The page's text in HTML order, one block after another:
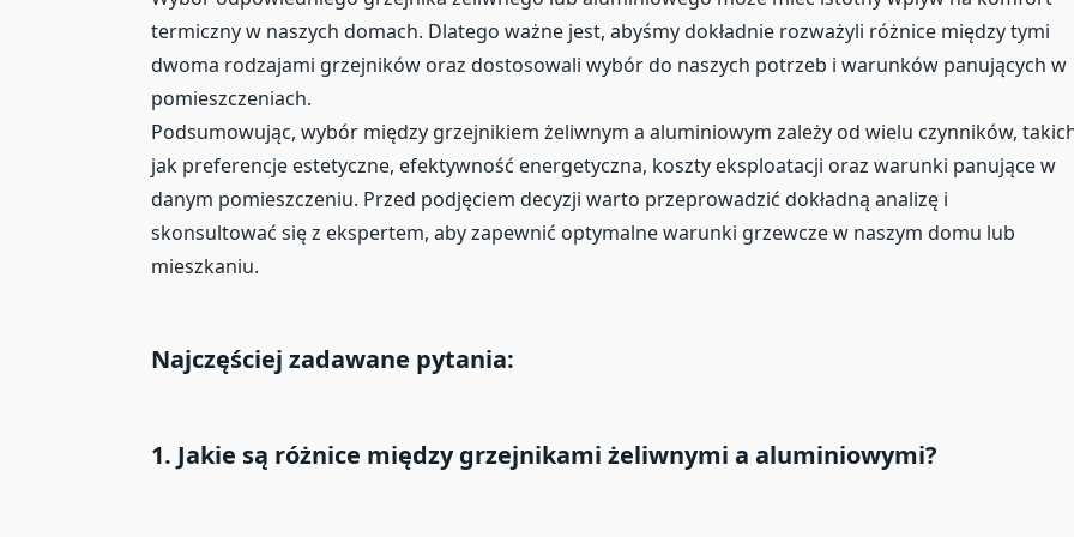
termiczny w naszych domach. Dlatego ważne jest, abyśmy dokładnie rozważyli różnice między tymi
dwoma rodzajami grzejników oraz dostosowali wybór do naszych potrzeb i warunków panujących w
pomieszczeniach.
Podsumowując, wybór między grzejnikiem żeliwnym a aluminiowym zależy od wielu czynników,
jak preferencje estetyczne, efektywność energetyczna, koszty eksploatacji oraz warunki panujące w
danym pomieszczeniu. Przed podjęciem decyzji warto przeprowadzić dokładną analizę i
skonsultować się z ekspertem, aby zapewnić optymalne warunki grzewcze w naszym domu lub
mieszkaniu.
Najczęściej zadawane pytania:
1. Jakie są różnice między grzejnikami żeliwnymi a aluminiowymi?